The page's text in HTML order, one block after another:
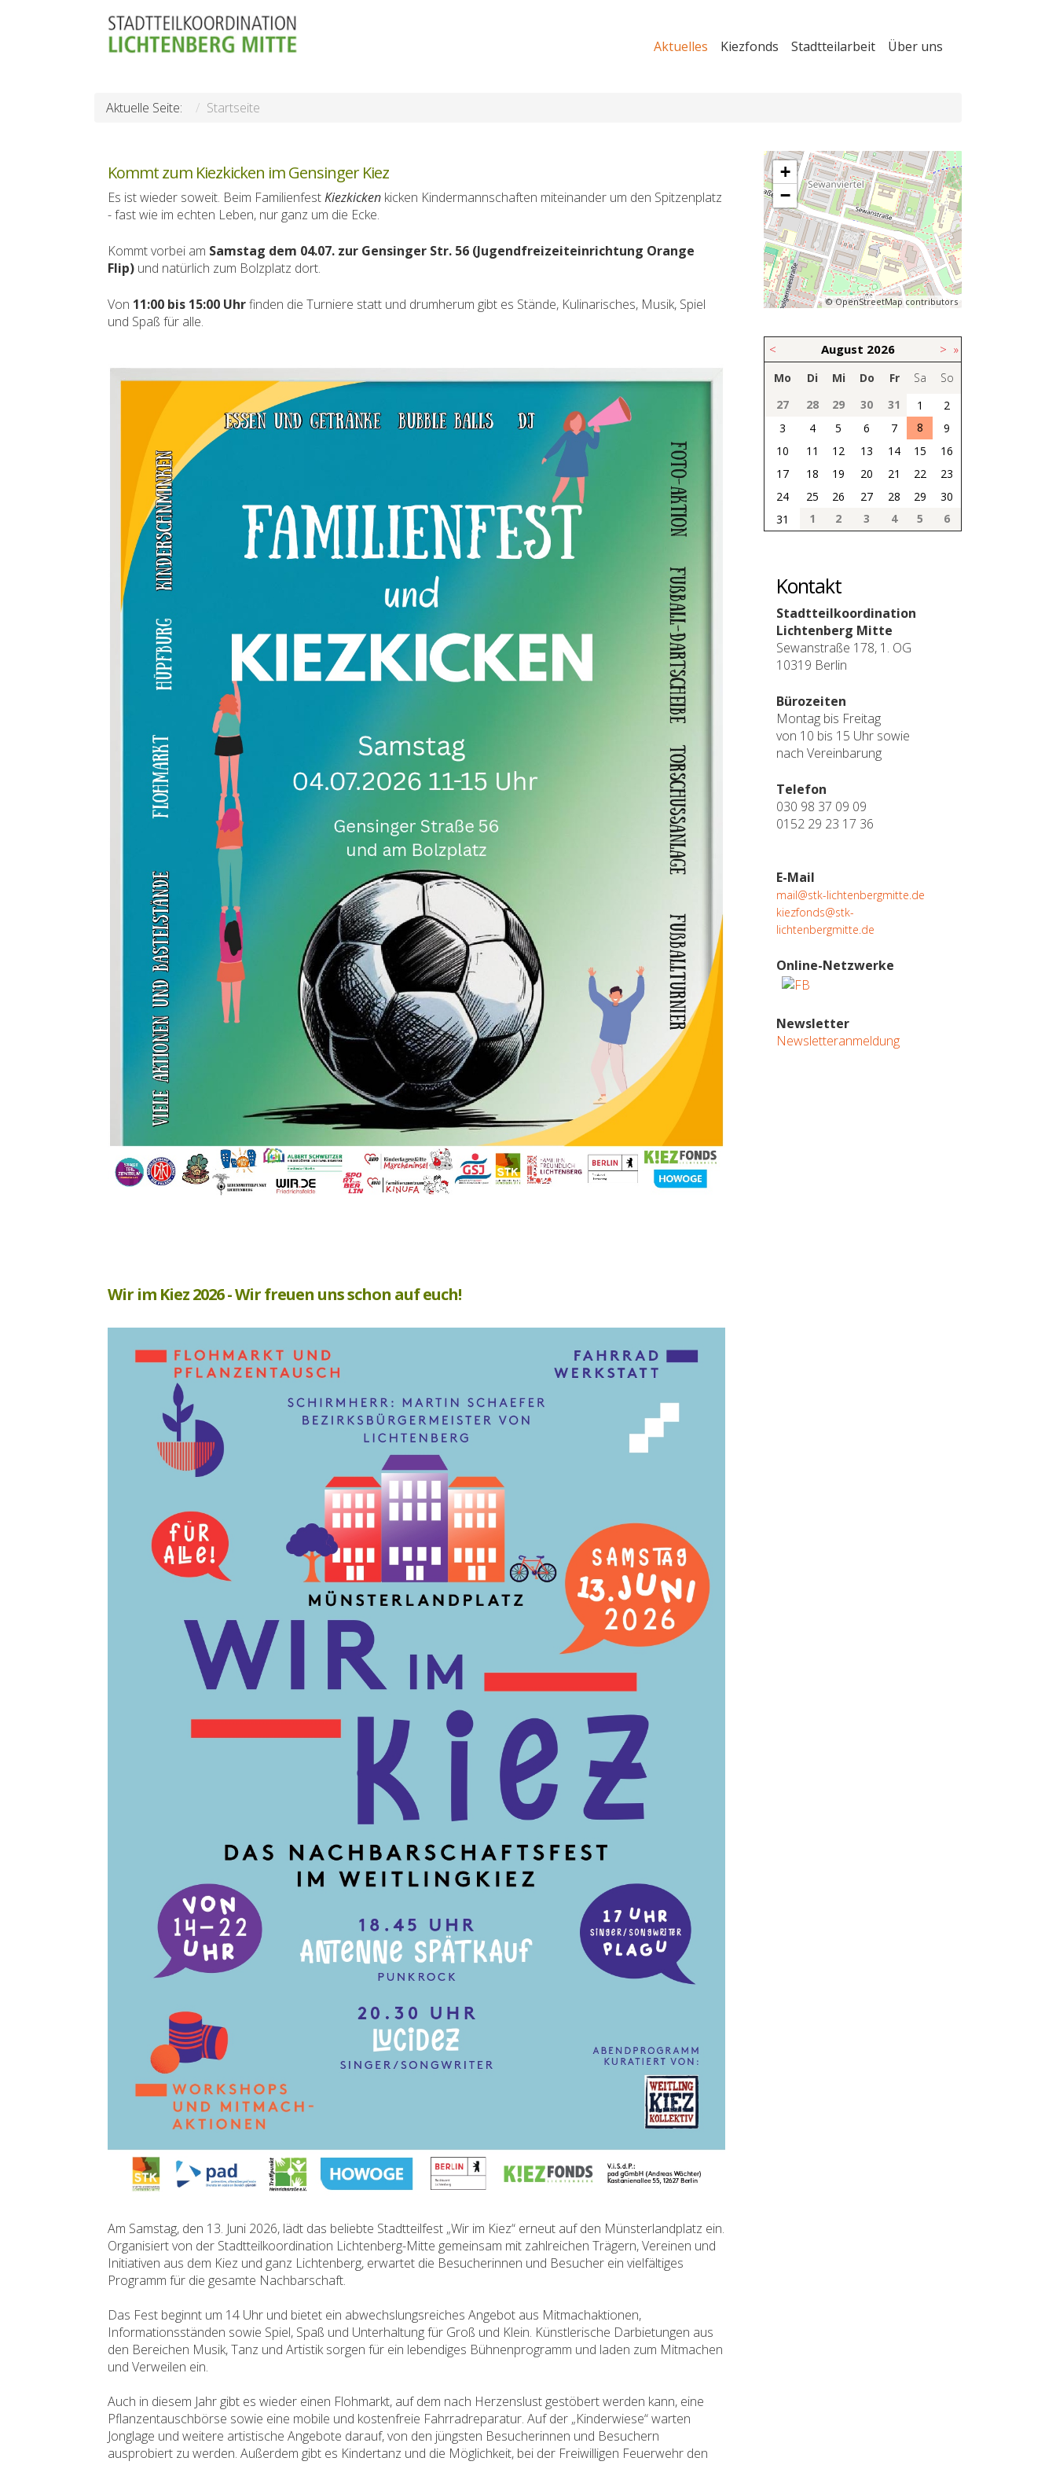
Aktuelles Kiezfonds Stadtteilarbeit Über uns
Aktuelle Seite: Startseite
Kommt zum Kiezkicken im Gensinger Kiez
Es ist wieder soweit. Beim FamilienfestKiezkicken kicken Kindermannschaften miteinander um den Spitzenplatz
- fast wie im echten Leben, nur ganz um die Ecke.
Kommt vorbei am Samstag dem 04.07. zur Gensinger Str. 56 (Jugendfreizeiteinrichtung Orange
Flip) und natürlich zum Bolzplatz dort.
Von 11:00 bis 15:00 Uhrfinden die Turniere statt und drumherum gibt es Stände, Kulinarisches, Musik, Spiel
und Spaß für alle.
Wir im Kiez 2026 -Wir freuen uns schon auf euch!
Am Samstag, den 13. Juni 2026, lädt das beliebte Stadtteilfest „Wir im Kiez“ erneut auf den Münsterlandplatz ein.
Organisiert von der Stadtteilkoordination Lichtenberg-Mitte gemeinsam mit zahlreichen Trägern, Vereinen und
Initiativen aus dem Kiez und ganz Lichtenberg, erwartet die Besucherinnen und Besucher ein vielfältiges
Programm für die gesamte Nachbarschaft.
Das Fest beginnt um 14 Uhr und bietet ein abwechslungsreiches Angebot aus Mitmachaktionen,
Informationsständen sowie Spiel, Spaß und Unterhaltung für Groß und Klein. Künstlerische Darbietungen aus
den Bereichen Musik, Tanz und Artistik sorgen für ein lebendiges Bühnenprogramm und laden zum Mitmachen
und Verweilen ein.
Auch in diesem Jahr gibt es wieder einen Flohmarkt, auf dem nach Herzenslust gestöbert werden kann, eine
Pflanzentauschbörse sowie eine mobile und kostenfreie Fahrradreparatur. Auf der „Kinderwiese“ warten
Jonglage und weitere artistische Angebote darauf, von den jüngsten Besucherinnen und Besuchern
ausprobiert zu werden. Außerdem gibt es Kindertanz und die Möglichkeit, bei der Freiwilligen Feuerwehr den
+
−
© OpenStreetMap contributors
< August 2026 > »
Mo Di Mi Do Fr Sa
So
27
28 29 30 31 1
2
3
4 5 6 7 8
9
10
11 12 13 14 15
16
17
18 19 20 21 22
23
24
25 26 27 28 29
30
31
1 2 3 4 5 6
Kontakt
Stadtteilkoordination
Lichtenberg Mitte
Sewanstraße 178, 1. OG
10319 Berlin
Bürozeiten
Montag bis Freitag
von 10 bis 15 Uhr sowie
nach Vereinbarung
Telefon
030 98 37 09 09
0152 29 23 17 36
E-Mail
mail@stk-lichtenbergmitte.de
kiezfonds@stk-
lichtenbergmitte.de
Online-Netzwerke
Newsletter
Newsletteranmeldung